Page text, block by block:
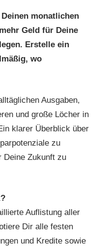
monatlichen
Geld für Deine
Erstelle ein
wo
Ausgaben,
und große Löcher in
klarer Überblick über
zu
Deine Zukunft zu
Auflistung aller
Dir alle festen
und Kredite sowie